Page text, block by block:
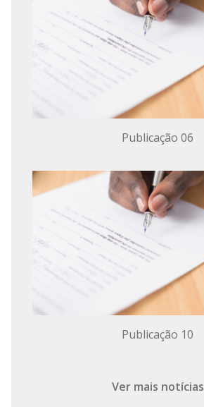
Publicação 06
Publicação 10
Ver mais notícias